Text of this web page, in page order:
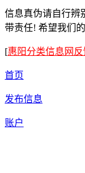
信息真伪请自行辨
带责任! 希望我们
[惠阳分类信息网
首页
发布信息
账户